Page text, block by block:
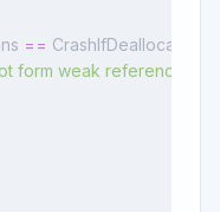
== CrashIfDeallocating)
form weak reference to